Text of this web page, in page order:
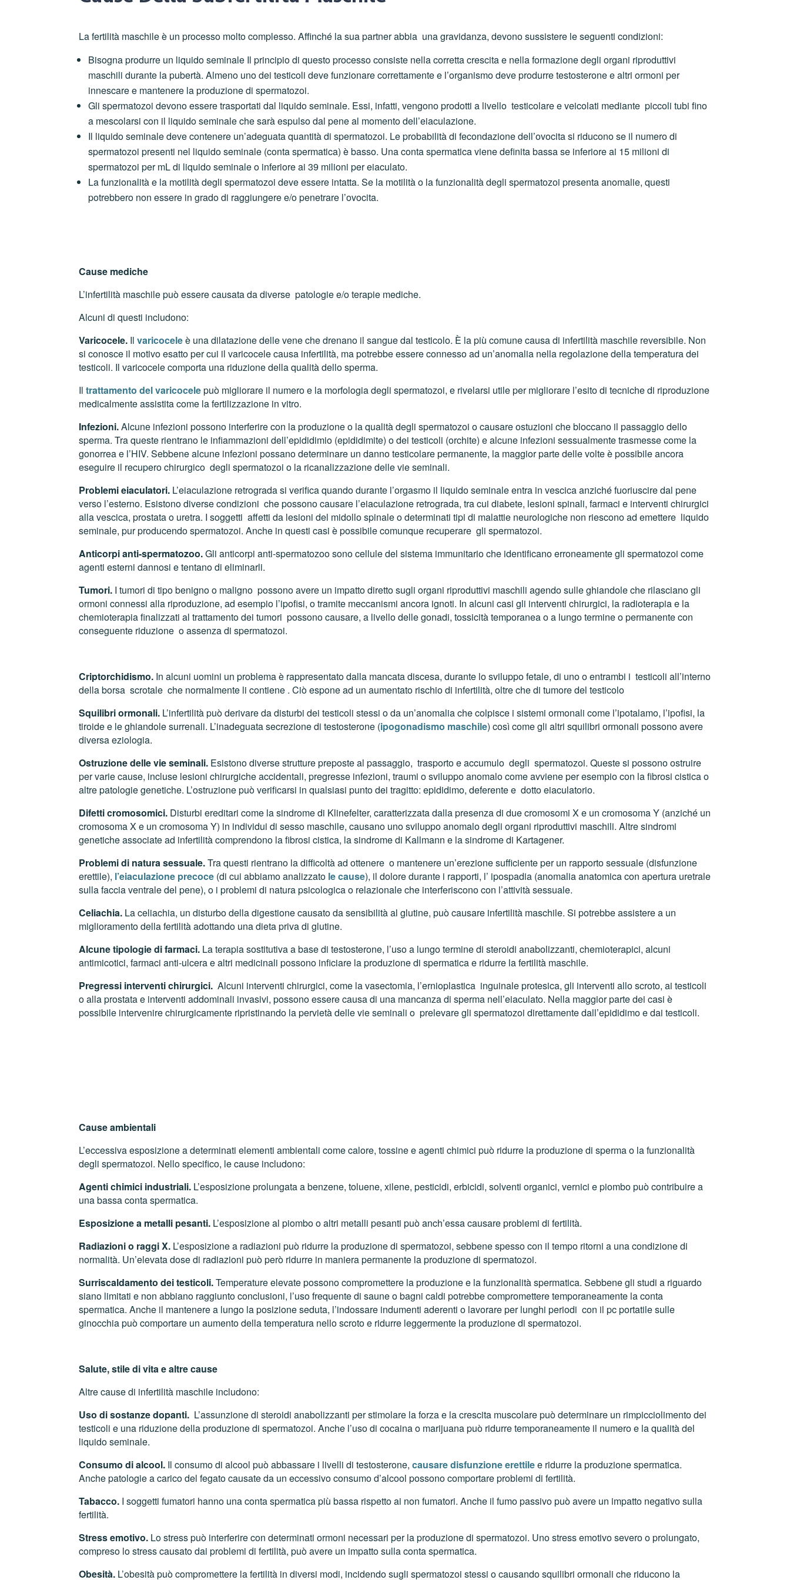
La fertilità maschile è un processo molto complesso. Affinché la sua partner abbia una gravidanza, devono sussistere le seguenti condizioni:
Bisogna produrre un liquido seminale Il principio di questo processo consiste nella corretta crescita e nella formazione degli organi riproduttivi
maschili durante la pubertà. Almeno uno dei testicoli deve funzionare correttamente e l’organismo deve produrre testosterone e altri ormoni per
innescare e mantenere la produzione di spermatozoi.
Gli spermatozoi devono essere trasportati dal liquido seminale. Essi, infatti, vengono prodotti a livello testicolare e veicolati mediante piccoli tubi fino
a mescolarsi con il liquido seminale che sarà espulso dal pene al momento dell’eiaculazione.
Il liquido seminale deve contenere un’adeguata quantità di spermatozoi. Le probabilità di fecondazione dell’ovocita si riducono se il numero di
spermatozoi presenti nel liquido seminale (conta spermatica) è basso. Una conta spermatica viene definita bassa se inferiore ai 15 milioni di
spermatozoi per mL di liquido seminale o inferiore ai 39 milioni per eiaculato.
La funzionalità e la motilità degli spermatozoi deve essere intatta. Se la motilità o la funzionalità degli spermatozoi presenta anomalie, questi
potrebbero non essere in grado di raggiungere e/o penetrare l’ovocita.
Cause mediche
L’infertilità maschile può essere causata da diverse patologie e/o terapie mediche.
Alcuni di questi includono:
Varicocele. Ilvaricoceleè una dilatazione delle vene che drenano il sangue dal testicolo. È la più comune causa di infertilità maschile reversibile. Non
si conosce il motivo esatto per cui il varicocele causa infertilità, ma potrebbe essere connesso ad un’anomalia nella regolazione della temperatura dei
testicoli. Il varicocele comporta una riduzione della qualità dello sperma.
Iltrattamento del varicocelepuò migliorare il numero e la morfologia degli spermatozoi, e rivelarsi utile per migliorare l’esito di tecniche di riproduzione
medicalmente assistita come la fertilizzazione in vitro.
Infezioni.Alcune infezioni possono interferire con la produzione o la qualità degli spermatozoi o causare ostuzioni che bloccano il passaggio dello
sperma. Tra queste rientrano le infiammazioni dell’epididimio (epididimite) o dei testicoli (orchite) e alcune infezioni sessualmente trasmesse come la
gonorrea e l’HIV. Sebbene alcune infezioni possano determinare un danno testicolare permanente, la maggior parte delle volte è possibile ancora
eseguire il recupero chirurgico degli spermatozoi o la ricanalizzazione delle vie seminali.
Problemi eiaculatori. L’eiaculazione retrograda si verifica quando durante l’orgasmo il liquido seminale entra in vescica anziché fuoriuscire dal pene
verso l’esterno. Esistono diverse condizioni che possono causare l’eiaculazione retrograda, tra cui diabete, lesioni spinali, farmaci e interventi chirurgici
alla vescica, prostata o uretra. I soggetti affetti da lesioni del midollo spinale o determinati tipi di malattie neurologiche non riescono ad emettere liquido
seminale, pur producendo spermatozoi. Anche in questi casi è possibile comunque recuperare gli spermatozoi.
Anticorpi anti-spermatozoo.Gli anticorpi anti-spermatozoo sono cellule del sistema immunitario che identificano erroneamente gli spermatozoi come
agenti esterni dannosi e tentano di eliminarli.
Tumori. I tumori di tipo benigno o maligno possono avere un impatto diretto sugli organi riproduttivi maschili agendo sulle ghiandole che rilasciano gli
ormoni connessi alla riproduzione, ad esempio l’ipofisi, o tramite meccanismi ancora ignoti. In alcuni casi gli interventi chirurgici, la radioterapia e la
chemioterapia finalizzati al trattamento dei tumori possono causare, a livello delle gonadi, tossicità temporanea o a lungo termine o permanente con
conseguente riduzione o assenza di spermatozoi.
Criptorchidismo. In alcuni uomini un problema è rappresentato dalla mancata discesa, durante lo sviluppo fetale, di uno o entrambi i testicoli all’interno
della borsa scrotale che normalmente li contiene . Ciò espone ad un aumentato rischio di infertilità, oltre che di tumore del testicolo
Squilibri ormonali. L’infertilità può derivare da disturbi dei testicoli stessi o da un’anomalia che colpisce i sistemi ormonali come l’ipotalamo, l’ipofisi, la
tiroide e le ghiandole surrenali. L’inadeguata secrezione di testosterone (ipogonadismo maschile) così come gli altri squilibri ormonali possono avere
diversa eziologia.
Ostruzione delle vie seminali. Esistono diverse strutture preposte al passaggio, trasporto e accumulo degli spermatozoi. Queste si possono ostruire
per varie cause, incluse lesioni chirurgiche accidentali, pregresse infezioni, traumi o sviluppo anomalo come avviene per esempio con la fibrosi cistica o
altre patologie genetiche. L’ostruzione può verificarsi in qualsiasi punto dei tragitto: epididimo, deferente e dotto eiaculatorio.
Difetti cromosomici. Disturbi ereditari come la sindrome di Klinefelter, caratterizzata dalla presenza di due cromosomi X e un cromosoma Y (anziché un
cromosoma X e un cromosoma Y) in individui di sesso maschile, causano uno sviluppo anomalo degli organi riproduttivi maschili. Altre sindromi
genetiche associate ad infertilità comprendono la fibrosi cistica, la sindrome di Kallmann e la sindrome di Kartagener.
Problemi di natura sessuale.Tra questi rientrano la difficoltà ad ottenere o mantenere un’erezione sufficiente per un rapporto sessuale (disfunzione
erettile), l’eiaculazione precoce (di cui abbiamo analizzato le cause), il dolore durante i rapporti, l’ ipospadia (anomalia anatomica con apertura uretrale
sulla faccia ventrale del pene), o i problemi di natura psicologica o relazionale che interferiscono con l’attività sessuale.
Celiachia. La celiachia, un disturbo della digestione causato da sensibilità al glutine, può causare infertilità maschile. Si potrebbe assistere a un
miglioramento della fertilità adottando una dieta priva di glutine.
Alcune tipologie di farmaci. La terapia sostitutiva a base di testosterone, l’uso a lungo termine di steroidi anabolizzanti, chemioterapici, alcuni
antimicotici, farmaci anti-ulcera e altri medicinali possono inficiare la produzione di spermatica e ridurre la fertilità maschile.
Pregressi interventi chirurgici. Alcuni interventi chirurgici, come la vasectomia, l’ernioplastica inguinale protesica, gli interventi allo scroto, ai testicoli
o alla prostata e interventi addominali invasivi, possono essere causa di una mancanza di sperma nell’eiaculato. Nella maggior parte dei casi è
possibile intervenire chirurgicamente ripristinando la pervietà delle vie seminali o prelevare gli spermatozoi direttamente dall’epididimo e dai testicoli.
Cause ambientali
L’eccessiva esposizione a determinati elementi ambientali come calore, tossine e agenti chimici può ridurre la produzione di sperma o la funzionalità
degli spermatozoi. Nello specifico, le cause includono:
Agenti chimici industriali. L’esposizione prolungata a benzene, toluene, xilene, pesticidi, erbicidi, solventi organici, vernici e piombo può contribuire a
una bassa conta spermatica.
Esposizione a metalli pesanti. L’esposizione al piombo o altri metalli pesanti può anch’essa causare problemi di fertilità.
Radiazioni o raggi X. L’esposizione a radiazioni può ridurre la produzione di spermatozoi, sebbene spesso con il tempo ritorni a una condizione di
normalità. Un’elevata dose di radiazioni può però ridurre in maniera permanente la produzione di spermatozoi.
Surriscaldamento dei testicoli.Temperature elevate possono compromettere la produzione e la funzionalità spermatica. Sebbene gli studi a riguardo
siano limitati e non abbiano raggiunto conclusioni, l’uso frequente di saune o bagni caldi potrebbe compromettere temporaneamente la conta
spermatica. Anche il mantenere a lungo la posizione seduta, l’indossare indumenti aderenti o lavorare per lunghi periodi con il pc portatile sulle
ginocchia può comportare un aumento della temperatura nello scroto e ridurre leggermente la produzione di spermatozoi.
Salute, stile di vita e altre cause
Altre cause di infertilità maschile includono:
Uso di sostanze dopanti. L’assunzione di steroidi anabolizzanti per stimolare la forza e la crescita muscolare può determinare un rimpicciolimento dei
testicoli e una riduzione della produzione di spermatozoi. Anche l’uso di cocaina o marijuana può ridurre temporaneamente il numero e la qualità del
liquido seminale.
Consumo di alcool. Il consumo di alcool può abbassare i livelli di testosterone,causare disfunzione erettilee ridurre la produzione spermatica.
Anche patologie a carico del fegato causate da un eccessivo consumo d’alcool possono comportare problemi di fertilità.
Tabacco. I soggetti fumatori hanno una conta spermatica più bassa rispetto ai non fumatori. Anche il fumo passivo può avere un impatto negativo sulla
fertilità.
Stress emotivo. Lo stress può interferire con determinati ormoni necessari per la produzione di spermatozoi. Uno stress emotivo severo o prolungato,
compreso lo stress causato dai problemi di fertilità, può avere un impatto sulla conta spermatica.
Obesità. L’obesità può compromettere la fertilità in diversi modi, incidendo sugli spermatozoi stessi o causando squilibri ormonali che riducono la